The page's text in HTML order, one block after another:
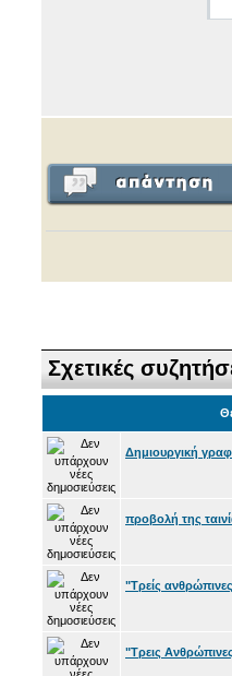
Σχετικές
Δημιουργική
προβολή της
"Τρείς
"Τρεις